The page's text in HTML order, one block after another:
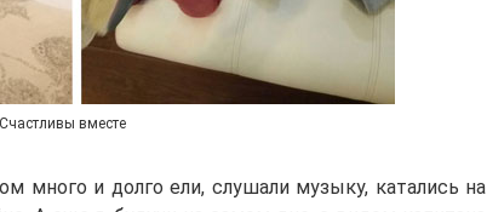
Счастливы вместе
много и долго ели, слушали музыку, катались на